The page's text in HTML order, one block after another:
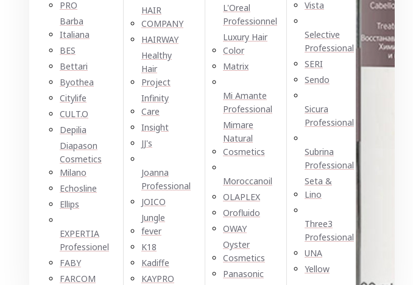
PRO
Barba
Italiana
BES
Bettari
Byothea
Citylife
CULT.O
Depilia
Diapason
Cosmetics
Milano
Echosline
Ellірѕ
EXPERTIA
Professionel
FABY
FARCOM
HAIR
COMPANY
HAIRWAY
Healthy
Hair
Project
Infinity
Care
Insight
JJ's
Joanna
Professional
JOICO
Jungle
fever
K18
Kadiffe
KAYPRO
L'Oreal
Professionnel
Luxury Hair
Color
Matrix
Mi Amante
Professional
Mimare
Natural
Cosmetics
Moroccanoil
OLAPLEX
Orofluido
OWAY
Oyster
Cosmetics
Panasonic
Vista
Selective
Professional
SERI
Sendo
Sicura
Professional
Subrina
Professional
Seta &
Lino
Three3
Professional
UNA
Yellow